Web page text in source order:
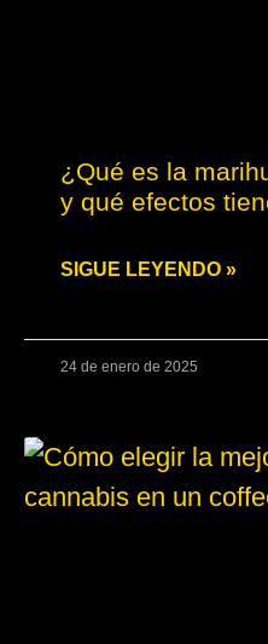
¿Qué es la
y qué efectos
SIGUE LEYENDO »
24 de enero de 2025